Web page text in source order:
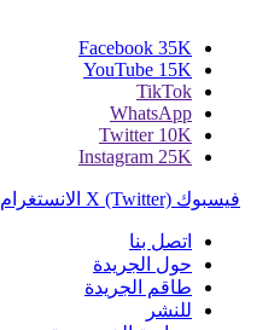
Facebook 35K
YouTube 15K
TikTok
WhatsApp
Twitter 10K
Instagram 25K
فيسبوك X (Twitter) الانستغرام
اتصل بنا
حول الجريدة
طاقم الجريدة
للنشر